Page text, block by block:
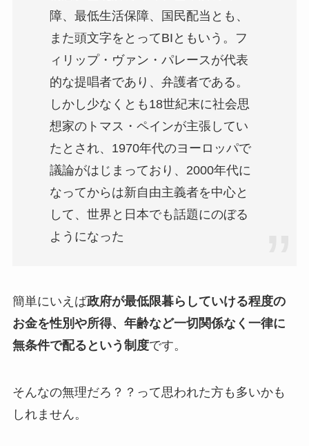
障、最低生活保障、国民配当とも、
また頭文字をとってBIともいう。フ
ィリップ・ヴァン・パレースが代表
的な提唱者であり、弁護者である。
しかし少なくとも18世紀末に社会思
想家のトマス・ペインが主張してい
たとされ、1970年代のヨーロッパで
議論がはじまっており、2000年代に
なってからは新自由主義者を中心と
して、世界と日本でも話題にのぼる
ようになった
簡単にいえば政府が最低限暮らしていける程度の
お金を性別や所得、年齢など一切関係なく一律に
無条件で配るという制度です。
そんなの無理だろ？？って思われた方も多いかも
しれません。